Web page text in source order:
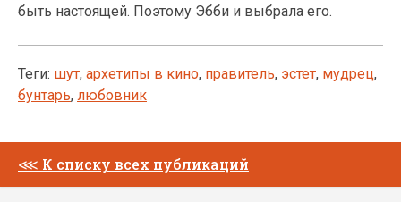
быть настоящей. Поэтому Эбби и выбрала его.
Теги: шут, архетипы в кино, правитель, эстет, мудрец,
бунтарь, любовник
⋘ К списку всех публикаций